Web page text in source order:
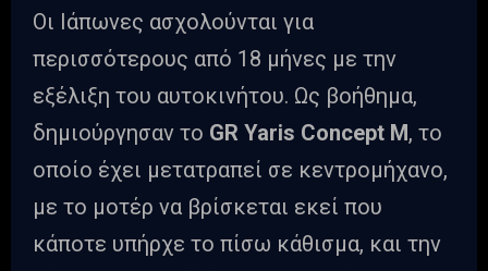
Οι Ιάπωνες ασχολούνται για
περισσότερους από 18 μήνες με την
εξέλιξη του αυτοκινήτου. Ως βοήθημα,
δημιούργησαν το GR Yaris Concept M, το
οποίο έχει μετατραπεί σε κεντρομήχανο,
με το μοτέρ να βρίσκεται εκεί που
κάποτε υπήρχε το πίσω κάθισμα, και την